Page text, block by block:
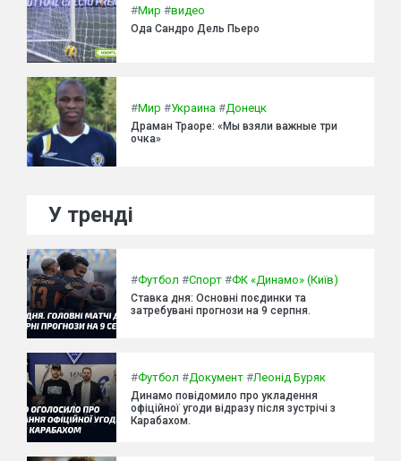
#Мир #видео
Ода Сандро Дель Пьеро
#Мир #Украина #Донецк
Драман Траоре: «Мы взяли важные три
очка»
У тренді
#Футбол #Спорт #ФК «Динамо» (Київ)
Ставка дня: Основні поєдинки та
затребувані прогнози на 9 серпня.
#Футбол #Документ #Леонід Буряк
Динамо повідомило про укладення
офіційної угоди відразу після зустрічі з
Карабахом.